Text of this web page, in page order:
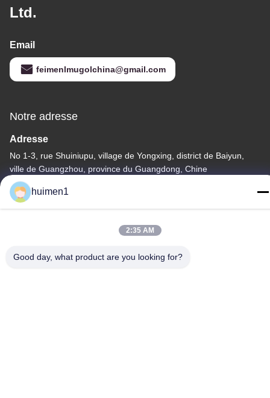
Ltd.
Email
feimenlmugolchina@gmail.com
Notre adresse
Adresse
No 1-3, rue Shuiniupu, village de Yongxing, district de Baiyun,
ville de Guangzhou, province du Guangdong, Chine
Téléphone
86-18929562701
huimen1
2:35 AM
Good day, what product are you looking for?